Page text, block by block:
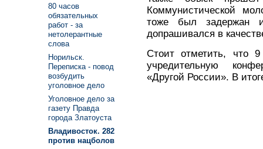
Коммунистической
тоже был задержан
допрашивался в
Стоит отметить, что 9
учредительную
«Другой России». В
80 часов
обязательных
работ - за
нетолерантные
слова
Норильск.
Переписка - повод
возбудить
уголовное дело
Уголовное дело за
газету Правда
города Златоуста
Владивосток. 282
против нацболов